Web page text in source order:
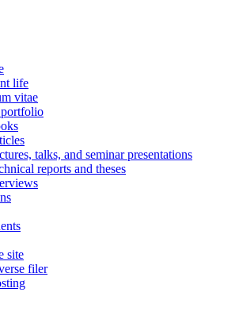
life
vitae
talks, and seminar presentations
reports and theses
site
filer